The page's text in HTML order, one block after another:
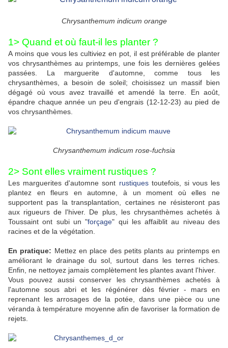
Chrysanthemum indicum orange
1> Quand et où faut-il les planter ?
A moins que vous les cultiviez en pot, il est préférable de planter
vos chrysanthèmes au printemps, une fois les dernières gelées
passées. La marguerite d'automne, comme tous les
chrysanthèmes, a besoin de soleil; choisissez un massif bien
dégagé où vous avez travaillé et amendé la terre. En août,
épandre chaque année un peu d'engrais (12-12-23) au pied de
vos chrysanthèmes.
Chrysanthemum indicum rose-fuchsia
2> Sont elles vraiment rustiques ?
Les marguerites d'automne sont rustiquestoutefois, si vous les
plantez en fleurs en automne, à un moment où elles ne
supportent pas la transplantation, certaines ne résisteront pas
aux rigueurs de l'hiver. De plus, les chrysanthèmes achetés à
Toussaint ont subi un "forçage" qui les affaiblit au niveau des
racines et de la végétation.
En pratique: Mettez en place des petits plants au printemps en
améliorant le drainage du sol, surtout dans les terres riches.
Enfin, ne nettoyez jamais complètement les plantes avant l'hiver.
Vous pouvez aussi conserver les chrysanthèmes achetés à
l'automne sous abri et les régénérer dès février - mars en
reprenant les arrosages de la potée, dans une pièce ou une
véranda à température moyenne afin de favoriser la formation de
rejets.